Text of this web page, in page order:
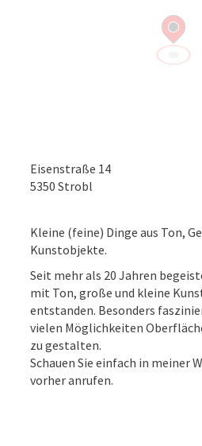
Eisenstraße 14
5350 Strobl
Kleine (feine) Dinge aus Ton,
Kunstobjekte.
Seit mehr als 20 Jahren
mit Ton, große und kleine
entstanden. Besonders
vielen Möglichkeiten
zu gestalten.
Schauen Sie einfach in meiner
vorher anrufen.